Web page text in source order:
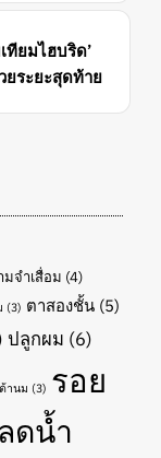
ทียมไฮบริด’
ยระยะสุดท้าย
มจำเสื่อม (4)
(3) ตาสองชั้น (5)
ปลูกผม (6)
านม (3) รอย
ลดน้ำ